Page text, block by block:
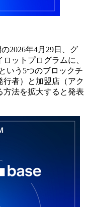
2026年4月29日、グ
ットプログラムに、
いう5つのブロックチ
行者）と加盟店（アク
方法を拡大すると発表